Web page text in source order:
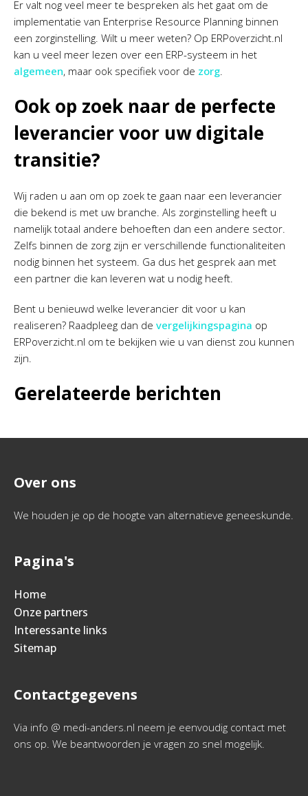
Er valt nog veel meer te bespreken als het gaat om de
implementatie van Enterprise Resource Planning binnen
een zorginstelling. Wilt u meer weten? Op ERPoverzicht.nl
kan u veel meer lezen over een ERP-systeem in het
algemeen, maar ook specifiek voor de zorg.
Ook op zoek naar de perfecte
leverancier voor uw digitale
transitie?
Wij raden u aan om op zoek te gaan naar een leverancier
die bekend is met uw branche. Als zorginstelling heeft u
namelijk totaal andere behoeften dan een andere sector.
Zelfs binnen de zorg zijn er verschillende functionaliteiten
nodig binnen het systeem. Ga dus het gesprek aan met
een partner die kan leveren wat u nodig heeft.
Bent u benieuwd welke leverancier dit voor u kan
realiseren? Raadpleeg dan de vergelijkingspagina op
ERPoverzicht.nl om te bekijken wie u van dienst zou kunnen
zijn.
Gerelateerde berichten
Over ons
We houden je op de hoogte van alternatieve geneeskunde.
Pagina's
Home
Onze partners
Interessante links
Sitemap
Contactgegevens
Via info @ medi-anders.nl neem je eenvoudig contact met
ons op. We beantwoorden je vragen zo snel mogelijk.